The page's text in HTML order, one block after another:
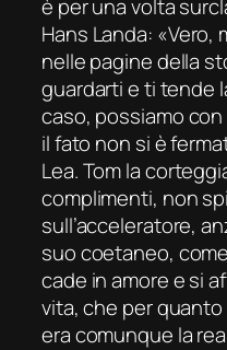
è per una volta
Hans Landa:
nelle pagine della
guardarti e ti tende
caso, possiamo
il fato non si è
Lea. Tom la
complimenti, non
sull’acceleratore,
suo coetaneo,
cade in amore e si
vita, che per
era comunque la